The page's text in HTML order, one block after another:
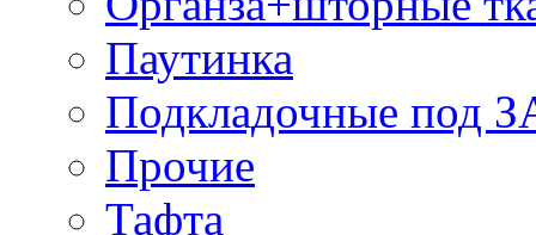
Паутинка
Подкладочные под
Прочие
Тафта